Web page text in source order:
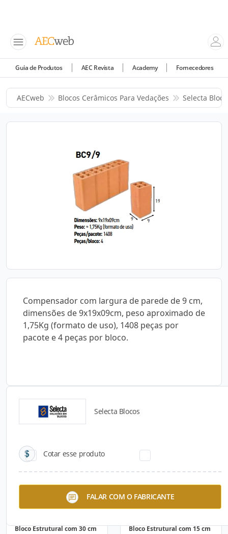
Guia de Produtos AEC Revista Academy Fornecedores
AECweb Blocos Cerâmicos Para Vedações Selecta
Compensador com largura de parede de 9 cm,
dimensões de 9x19x09cm, peso aproximado de
1,75Kg (formato de uso), 1408 peças por
pacote e 4 peças por bloco.
Selecta Blocos
Cotar esse produto
FALAR COM O FABRICANTE
Catálogos para Download
Bloco Estrutural com 30 cm
Bloco Estrutural com 15 cm